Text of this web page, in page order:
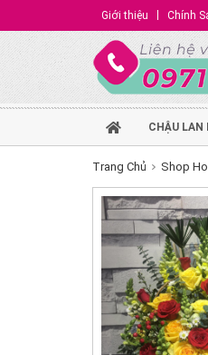
Giới thiệu Chính
CHẬU LAN
Trang Chủ Shop